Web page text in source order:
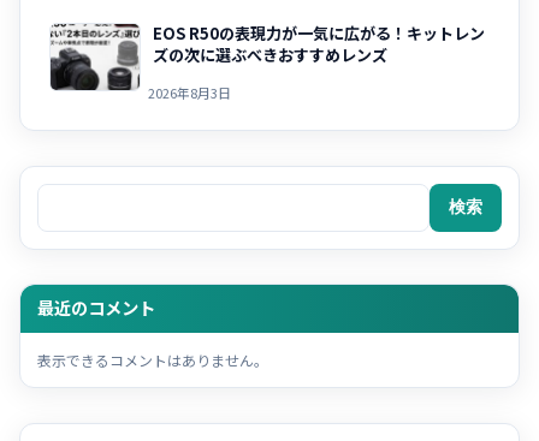
EOS R50の表現力が一気に広がる！キットレン
ズの次に選ぶべきおすすめレンズ
2026年8月3日
検索
検索
最近のコメント
表示できるコメントはありません。